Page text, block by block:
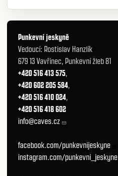
Punkevní jeskyně
Vedoucí: Rostislav Hanzlík
679 13 Vavřinec, Punkevní žleb 81
+420 516 413 575,
+420 602 205 584,
+420 516 410 024,
+420 516 418 602
info@caves.cz
facebook.com/punkevnijeskyne
instagram.com/punkevni_jeskyne